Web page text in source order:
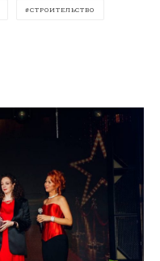
СТРОИТЕЛЬСТВО